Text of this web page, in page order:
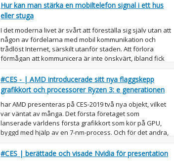
Hur kan man stärka en mobiltelefon signal i ett hus
eller stuga
I det moderna livet är svårt att föreställa sig själv utan att
någon av fördelarna med mobil kommunikation och
trådlöst Internet, särskilt utanför staden. Att förlora
förmågan att kommunicera är inte önskvärt, ibland fick
dig att ...
#CES - | AMD introducerade sitt nya flaggskepp
grafikkort och processorer Ryzen 3: e generationen
har AMD presenteras på CES-2019 två nya objekt, vilket
var väntat av många. Det första företaget som
lanserade världens första grafikkort som kör på GPU,
byggd med hjälp av en 7-nm-process. Och för det andra,
AMD lanserade sin 3: ...
#CES | berättade och visade Nvidia för presentation